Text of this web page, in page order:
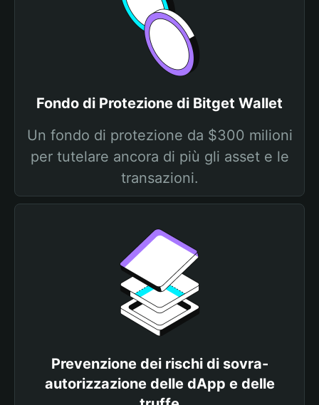
Fondo di Protezione di Bitget Wallet
Un fondo di protezione da $300 milioni
per tutelare ancora di più gli asset e le
transazioni.
Prevenzione dei rischi di sovra-
autorizzazione delle dApp e delle